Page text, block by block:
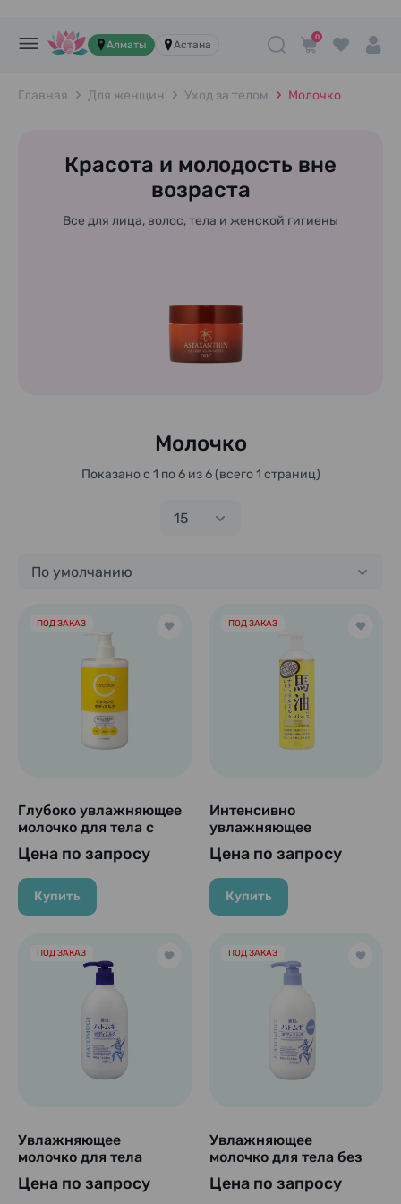
Алматы Астана
0
Главная Для женщин Уход за телом Молочко
Красота и молодость вне
возраста
Все для лица, волос, тела и женской гигиены
Молочко
Показано с 1 по 6 из 6 (всего 1 страниц)
15
По умолчанию
ПОД ЗАКАЗ
Глубоко увлажняющее
молочко для тела с
тремя производными
витамина C «Cyclear
Vitamin C Body Milk»,
Kumano Yushi, 400 мл
Цена по запросу
Купить
ПОД ЗАКАЗ
Интенсивно
увлажняющее
молочко-лосьон для
тела с лошадиным
маслом «Loshi Moist
Aid Horse Oil Moisture
Skin Lotion», Cosmetex
Цена по запросу
Купить
ПОД ЗАКАЗ
Увлажняющее
молочко для тела
«Reihaku Hatomugi
Body Milk», Kumano
Цена по запросу
ПОД ЗАКАЗ
Увлажняющее
молочко для тела без
отдушек с экстрактом
семян коикса Kumano
Цена по запросу